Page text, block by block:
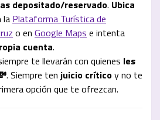
depositado/reservado. Ubica
la Plataforma Turística de
o en Google Maps e intenta
cuenta.
te llevarán con quienes les
. Siempre ten juicio críticoy no te
opción que te ofrezcan.